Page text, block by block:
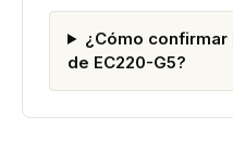
¿Cómo
de EC220-G5?